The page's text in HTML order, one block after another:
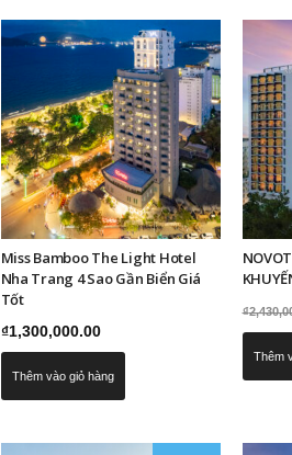
Miss Bamboo The Light Hotel
Nha Trang 4 Sao Gần Biển Giá
Tốt
₫1,300,000.00
Thêm vào giỏ hàng
₫
Thêm